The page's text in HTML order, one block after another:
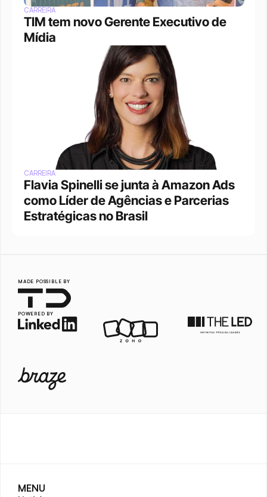
CARREIRA
TIM tem novo Gerente Executivo de
Mídia
CARREIRA
Flavia Spinelli se junta à Amazon Ads
como Líder de Agências e Parcerias
Estratégicas no Brasil
MADE POSSIBLE BY
POWERED BY
MENU